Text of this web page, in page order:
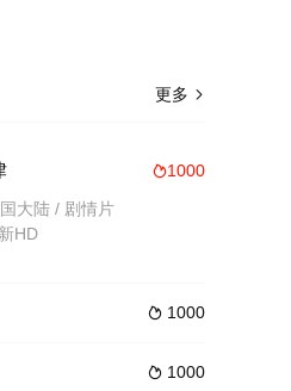
更多 
1000
大陆 / 剧情片
HD
 1000
 1000